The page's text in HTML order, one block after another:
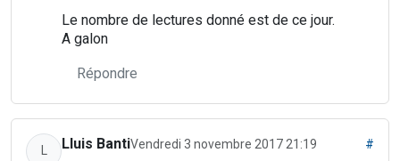
Le nombre de lectures donné est de ce jour.
A galon
Répondre
L Lluis BantiVendredi 3 novembre 2017 21:19 #